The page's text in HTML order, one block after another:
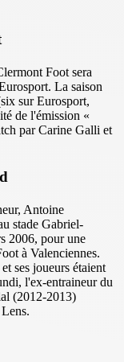
Foot sera
La saison
sur Eurosport,
de l'émission «
par Carine Galli et
Antoine
stade Gabriel-
2006, pour une
à Valenciennes.
ses joueurs étaient
l'ex-entraineur du
(2012-2013)